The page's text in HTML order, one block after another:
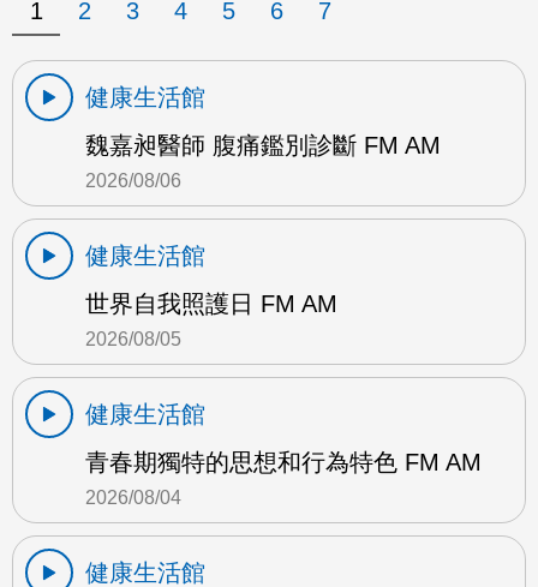
1 2 3 4 5 6 7
健康生活館
魏嘉昶醫師 腹痛鑑別診斷 FM AM
2026/08/06
健康生活館
世界自我照護日 FM AM
2026/08/05
健康生活館
青春期獨特的思想和行為特色 FM AM
2026/08/04
健康生活館